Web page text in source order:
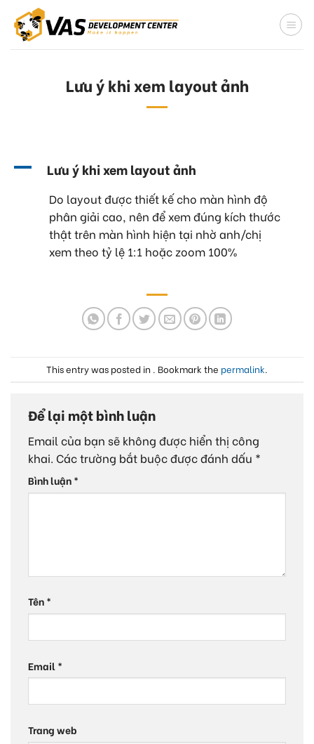
content
Lưu ý khi xem layout ảnh
A Lưu ý khi xem layout ảnh
Do layout được thiết kế cho màn hình độ
phân giải cao, nên để xem đúng kích thước
thật trên màn hình hiện tại nhờ anh/chị
xem theo tỷ lệ 1:1 hoặc zoom 100%
This entry was posted in . Bookmark the permalink.
Để lại một bình luận
Email của bạn sẽ không được hiển thị công
khai. Các trường bắt buộc được đánh dấu *
Bình luận*
Tên*
Email *
Trang web